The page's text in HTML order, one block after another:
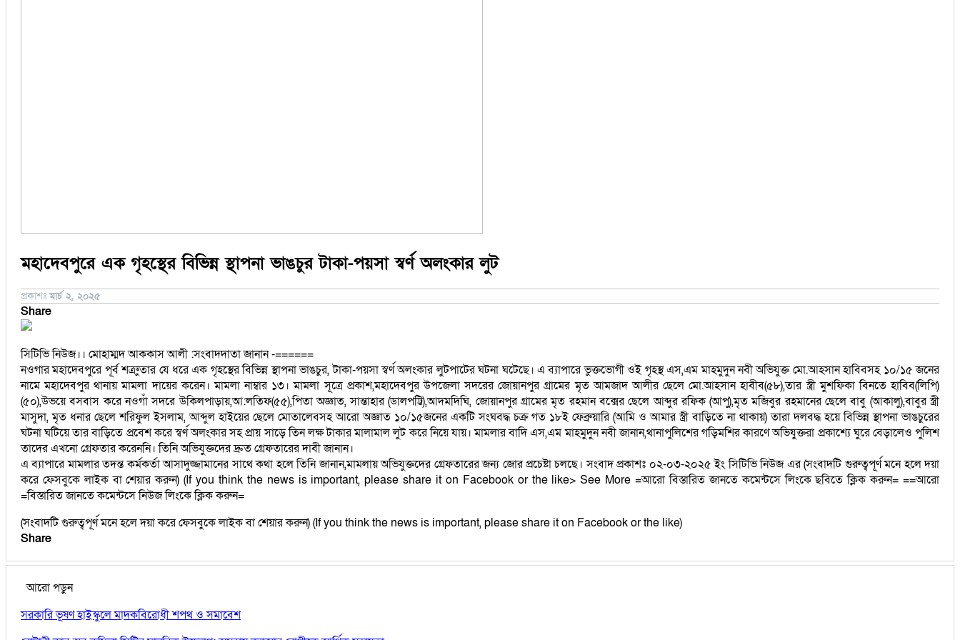
মহাদেবপুরে এক গৃহস্থের বিভিন্ন স্থাপনা ভাঙচুর টাকা-পয়সা স্বর্ণ অলংকার লুট
প্রকাশঃমার্চ ২, ২০২৫
Share
সিটিভি নিউজ।। মোহাম্মদ আককাস আলী :সংবাদদাতা জানান -======
নওগার মহাদেবপুরে পূর্ব শত্রুুতার যে ধরে এক গৃহস্থের বিভিন্ন স্থাপনা ভাঙচুর, টাকা-পয়সা স্বর্ণ অলংকার লুটপাটের ঘটনা ঘটেছে। এ ব্যাপারে ভুক্তভোগী ওই গৃহস্থ এস,এম মাহমুদুন নবী অভিযুক্ত মো.আহসান হাবিবসহ ১০/১৫ জনের
নামে মহাদেবপুর থানায় মামলা দায়ের করেন। মামলা নাম্বার ১৩। মামলা সূত্রে প্রকাশ,মহাদেবপুর উপজেলা সদরের জোয়ানপুর গ্রামের মৃত আমজাদ আলীর ছেলে মো.আহসান হাবীব(৫৮),তার স্ত্রী মুশফিকা বিনতে হাবিব(লিপি)
(৫০),উভয়ে বসবাস করে নওগাঁ সদরে উকিলপাড়ায়,আ:লতিফ(৫৫),পিতা অজ্ঞাত, সান্তাহার (ডালপট্টি),আদমদিঘি, জোয়ানপুর গ্রামের মৃত রহমান বক্সের ছেলে আব্দুর রফিক (আপু),মৃত মজিবুর রহমানের ছেলে বাবু (আকালু),বাবুর স্ত্রী
মাসুদা, মৃত ধনার ছেলে শরিফুল ইসলাম, আব্দুল হাইয়ের ছেলে মোতালেবসহ আরো অজ্ঞাত ১০/১৫জনের একটি সংঘবদ্ধ চক্র গত ১৮ই ফেব্রুয়ারি (আমি ও আমার স্ত্রী বাড়িতে না থাকায়) তারা দলবদ্ধ হয়ে বিভিন্ন স্থাপনা ভাঙচুরের
ঘটনা ঘটিয়ে তার বাড়িতে প্রবেশ করে স্বর্ণ অলংকার সহ প্রায় সাড়ে তিন লক্ষ টাকার মালামাল লুট করে নিয়ে যায়। মামলার বাদি এস,এম মাহমুদুন নবী জানান,থানাপুলিশের গড়িমশির কারণে অভিযুক্তরা প্রকাশ্যে ঘুরে বেড়ালেও পুলিশ
তাদের এখনো গ্রেফতার করেননি। তিনি অভিযুক্তদের দ্রুত গ্রেফতারের দাবী জানান।
এ ব্যাপারে মামলার তদন্ত কর্মকর্তা আসাদুজ্জামানের সাথে কথা হলে তিনি জানান,মামলায় অভিযুক্তদের গ্রেফতারের জন্য জোর প্রচেষ্টা চলছে। সংবাদ প্রকাশঃ ০২-০৩-২০২৫ ইং সিটিভি নিউজ এর (সংবাদটি গুরুত্বপূর্ণ মনে হলে দয়া
করে ফেসবুকে লাইক বা শেয়ার করুন) (If you think the news is important, please share it on Facebook or the like> See More =আরো বিস্তারিত জানতে কমেন্টসে লিংকে ছবিতে ক্লিক করুন= ==আরো
=বিস্তারিত জানতে কমেন্টসে নিউজ লিংকে ক্লিক করুন=
(সংবাদটি গুরুত্বপূর্ণ মনে হলে দয়া করে ফেসবুকে লাইক বা শেয়ার করুন) (If you think the news is important, please share it on Facebook or the like)
Share
আরো পড়ুন
সরকারি ভূষণ হাইস্কুলে মাদকবিরোধী শপথ ও সমাবেশ